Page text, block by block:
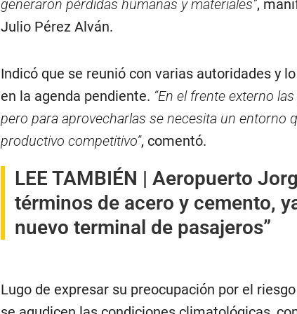
generaron pérdidas humanas y materiales”,
Julio Pérez Alván.
Indicó que se reunió con varias autoridades y
en la agenda pendiente. “En el frente externo
pero para aprovecharlas se necesita un entorno
productivo competitivo”, comentó.
LEE TAMBIÉN | Aeropuerto
términos de acero y cemento,
nuevo terminal de pasajeros”
Lugo de expresar su preocupación por el